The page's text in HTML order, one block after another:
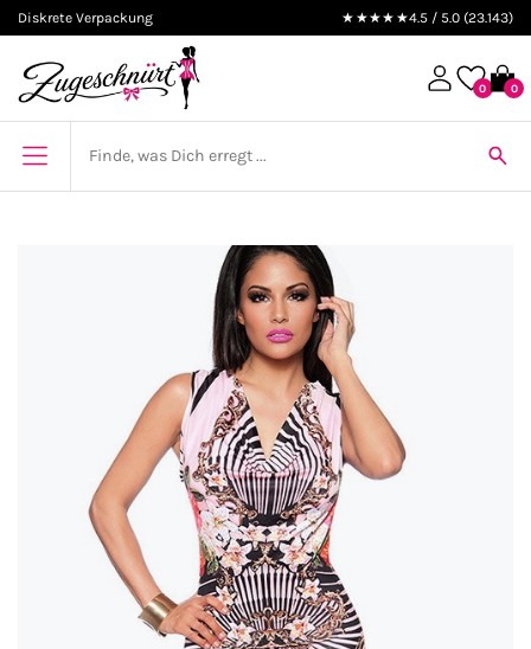
Diskrete Verpackung ★★★★★4.5 / 5.0 (23.143)
0 0